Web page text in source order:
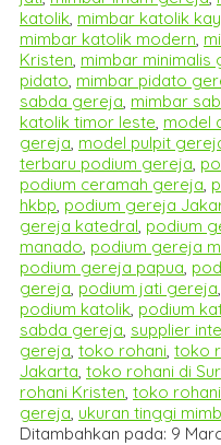
katolik, mimbar katolik
mimbar katolik modern,
Kristen, mimbar minimalis
pidato, mimbar pidato
sabda gereja, mimbar
katolik timor leste, model
gereja, model pulpit
terbaru podium gereja,
podium ceramah gereja,
hkbp, podium gereja
gereja katedral, podium
manado, podium gereja
podium gereja papua,
gereja, podium jati gereja,
podium katolik, podium
sabda gereja, supplier
gereja, toko rohani, toko
Jakarta, toko rohani di
rohani Kristen, toko
gereja, ukuran tinggi
Ditambahkan pada: 9